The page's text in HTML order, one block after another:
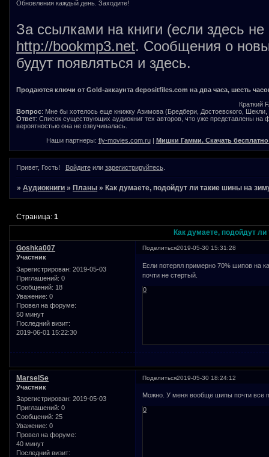
Обновления каждый день. Заходите!
За ссылками на книги (если здесь
http://bookmp3.net. Сообщения о
будут появляться и здесь.
Продаются ключи от Gold-аккаунта depositfiles.com на два часа, шесть
Краткий
Вопрос: Мне бы хотелось еще книжку Азимова (Бредбери, Достоевского, Шекли,
Ответ: Список существующих аудиокниг тех авторов, что уже представлены на
вероятностью она не озвучивалась.
Наши партнеры: fly-movies.com.ru| Мишки Гамми. Скачать
Привет, Гость! Войдитеили зарегистрируйтесь.
»Аудиокниги » Планы » Как думаете, подойдут ли такие шины на
Как думаете, подойдут
Страница:1
Поделиться2019-05-30 15:31:28
Goshka007
Участник
Зарегистрирован: 2019-05-03
Приглашений: 0
Сообщений: 18
Уважение: 0
Провел на форуме:
50 минут
Последний визит:
2019-06-01 15:22:30
Если потерял примерно 70% шипов на
почти не стертый.
0
Поделиться2019-05-30 18:24:12
MarselSe
Участник
Зарегистрирован: 2019-05-03
Приглашений: 0
Сообщений: 25
Уважение: 0
Провел на форуме:
40 минут
Последний визит:
Можно. У меня вообще шипы почти все
0